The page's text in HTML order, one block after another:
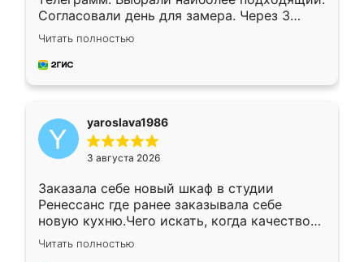
Согласовали день для замера. Через 3
недели кухня была уже готова. Остались
довольны работой. Спасибо Ренессанс
мебель за качественную работу!
Читать полностью
yaroslava1986
3 августа 2026
Заказала себе новый шкаф в студии
Ренессанс где ранее заказывала себе
новую кухню.Чего искать, когда качеством
вполне довольна. Служит кухня уже почти
два года, нареканий нет.
Читать полностью